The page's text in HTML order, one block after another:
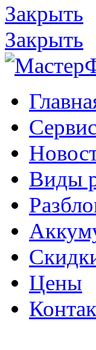
Закрыть
Закрыть
Виды
Цены